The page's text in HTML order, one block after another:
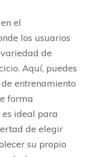
el
los usuarios
de
Aquí, puedes
entrenamiento
forma
es ideal para
de elegir
su propio